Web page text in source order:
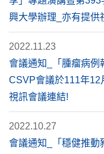
興大學辦理_亦有提供
2022.11.23
會議通知_「腫瘤病例
CSVP會議於111年12
視訊會議連結!
2022.10.27
會議通知_「穩健推動